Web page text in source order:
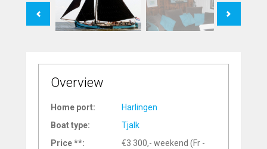
Overview
Home port:
Harlingen
Boat type:
Tjalk
Price **:
€3 300,- weekend (Fr -